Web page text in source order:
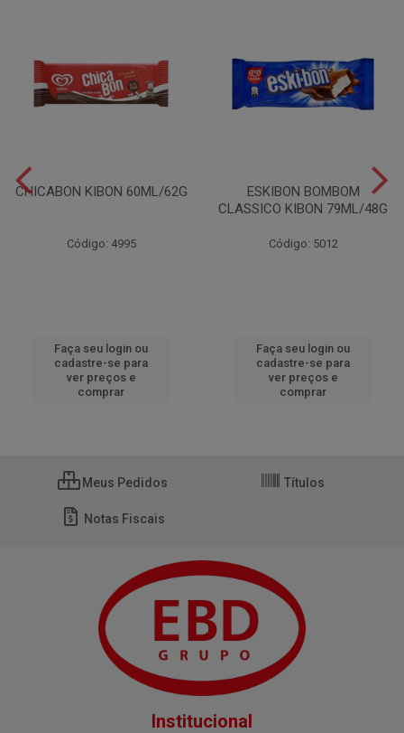
CHICABON KIBON 60ML/62G
Código: 4995
Faça seu login ou
cadastre-se para
ver preços e
comprar
ESKIBON BOMBOM
CLASSICO KIBON 79ML/48G
Código: 5012
Faça seu login ou
cadastre-se para
ver preços e
comprar
Meus Pedidos Títulos
Notas Fiscais
Institucional